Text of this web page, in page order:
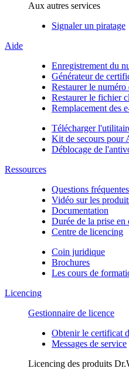
Aux autres services
Signaler un piratage
Aide
Enregistrement du
Générateur de
Restaurer le numéro
Restaurer le fichier
Remplacement des
Télécharger
Kit de secours pour
Déblocage de
Ressources
Questions fréquentes
Vidéo sur les
Documentation
Durée de la prise en
Centre de licencing
Coin juridique
Brochures
Les cours de
Licencing
Gestionnaire de licence
Obtenir le certificat
Messages de service
Licencing des produits